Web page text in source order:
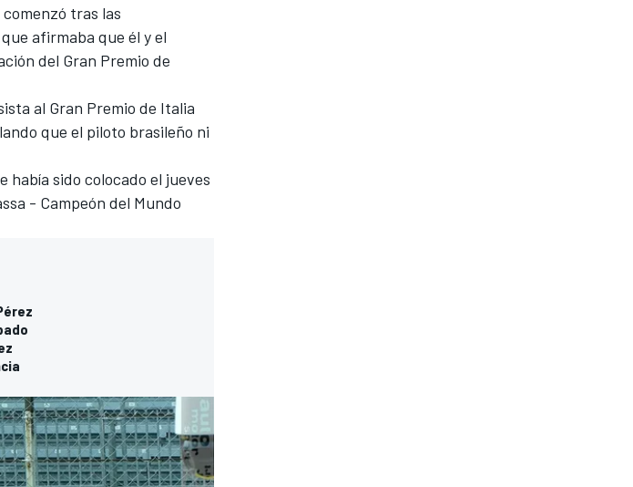
comenzó tras las
afirmaba que él y el
del Gran Premio de
al Gran Premio de Italia
que el piloto brasileño ni
había sido colocado el jueves
- Campeón del Mundo